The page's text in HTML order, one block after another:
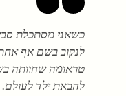
כשאני מסתכלת
לנקוב בשם אף
טראומה שחוותה
להבאת ילד לעולם.